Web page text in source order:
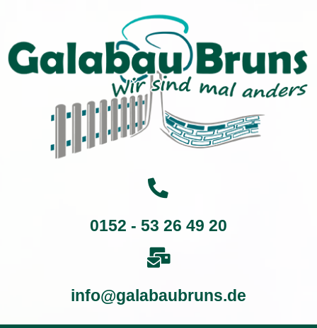
0152 - 53 26 49 20
info@galabaubruns.de